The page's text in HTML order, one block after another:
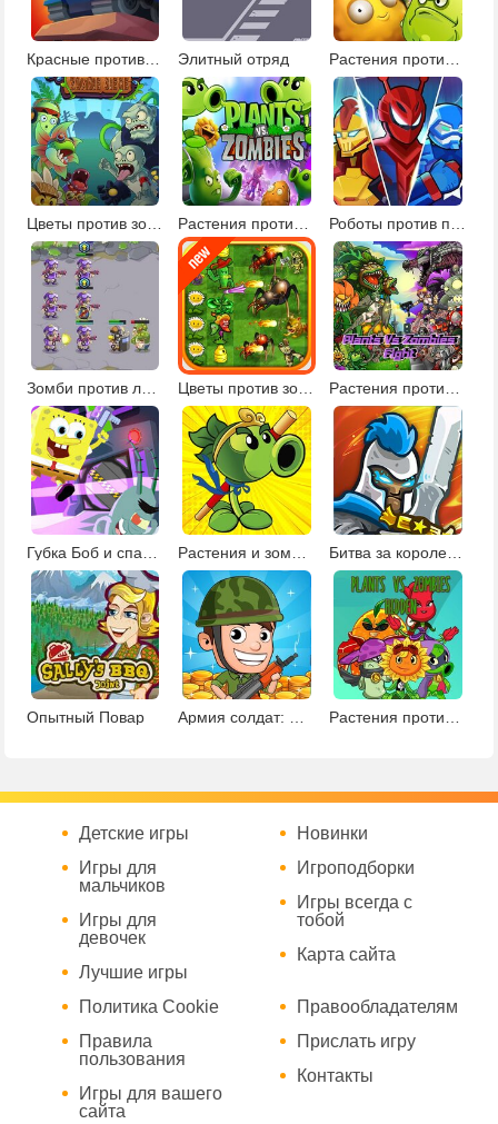
Красные против синих Элитный отряд
Цветы против зомби
Зомби против людей Цветы против зомби 2
Битва за королевство
Опытный Повар
Детские игры
Игры для
мальчиков
Игры для
девочек
Лучшие игры
Новинки
Игроподборки
Игры всегда с
тобой
Карта сайта
Политика Cookie
Правила
пользования
Игры для вашего
сайта
Правообладателям
Прислать игру
Контакты